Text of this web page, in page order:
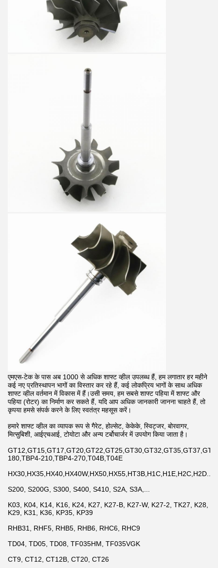
एमएस-टेक के पास अब 1000 से अधिक शाफ्ट व्हील उपलब्ध हैं, हम लगातार हर महीने
कई नए प्रतिस्थापन भागों का विस्तार कर रहे हैं, कई लोकप्रिय भागों के साथ अधिक
शाफ्ट व्हील वर्तमान में विकास में हैं।उसी समय, हम सबसे शाफ्ट पहिया में शाफ्ट और
पहिया (रोटर) का निर्माण कर सकते हैं, यदि आप अधिक जानकारी जानना चाहते हैं, तो
कृपया हमसे संपर्क करने के लिए स्वतंत्र महसूस करें।
हमारे शाफ्ट व्हील का व्यापक रूप से गैरेट, होल्सेट, केकेके, स्विट्जर, बोरवागर,
मित्सुबिशी, आईएचआई, टोयोटा और अन्य टर्बोचार्जर में उपयोग किया जाता है।
180,TBP4-210,TBP4-270,T04B,T04E
HX30,HX35,HX40,HX40W,HX50,HX55,HT3B,H1C,H1E,H2C,H2D...
S200, S200G, S300, S400, S410, S2A, S3A,...
K03, K04, K14, K16, K24, K27, K27-B, K27-W, K27-2, TK27, K28,
K29, K31, K36, KP35, KP39
RHB31, RHF5, RHB5, RHB6, RHC6, RHC9
TD04, TD05, TD08, TF035HM, TF035VGK
CT9, CT12, CT12B, CT20, CT26